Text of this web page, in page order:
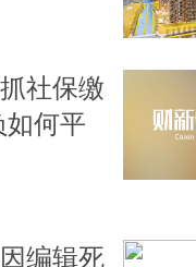
社保缴
何平
编辑死